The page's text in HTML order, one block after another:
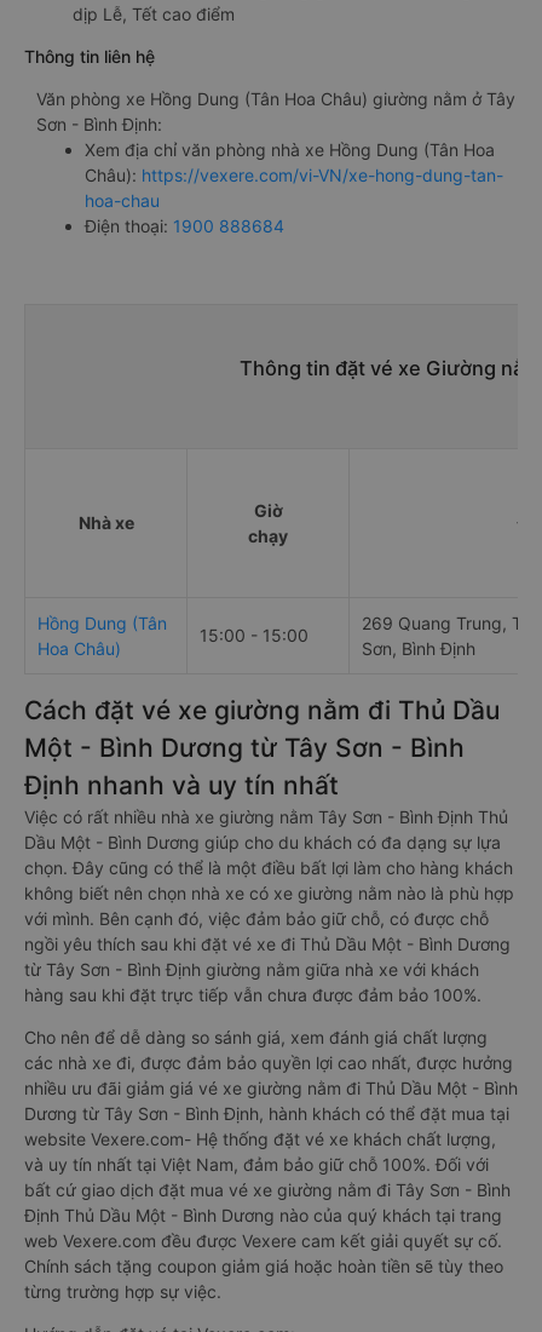
dịp Lễ, Tết cao điểm
Thông tin liên hệ
Văn phòng xe Hồng Dung (Tân Hoa Châu) giường nằm ở Tây
Sơn - Bình Định:
Xem địa chỉ văn phòng nhà xe Hồng Dung (Tân Hoa
Châu): https://vexere.com/vi-VN/xe-hong-dung-tan-
hoa-chau
Điện thoại: 1900 888684
Thông tin đặt vé xe Giường
Nhà xe
Giờ
chạy
Hồng Dung (Tân
Hoa Châu)
15:00 - 15:00
269 Quang Trung,
Sơn, Bình Định
Cách đặt vé xe giường nằm đi Thủ Dầu
Một - Bình Dương từ Tây Sơn - Bình
Định nhanh và uy tín nhất
Việc có rất nhiều nhà xe giường nằm Tây Sơn - Bình Định Thủ
Dầu Một - Bình Dương giúp cho du khách có đa dạng sự lựa
chọn. Đây cũng có thể là một điều bất lợi làm cho hàng khách
không biết nên chọn nhà xe có xe giường nằm nào là phù hợp
với mình. Bên cạnh đó, việc đảm bảo giữ chỗ, có được chỗ
ngồi yêu thích sau khi đặt vé xe đi Thủ Dầu Một - Bình Dương
từ Tây Sơn - Bình Định giường nằm giữa nhà xe với khách
hàng sau khi đặt trực tiếp vẫn chưa được đảm bảo 100%.
Cho nên để dễ dàng so sánh giá, xem đánh giá chất lượng
các nhà xe đi, được đảm bảo quyền lợi cao nhất, được hưởng
nhiều ưu đãi giảm giá vé xe giường nằm đi Thủ Dầu Một - Bình
Dương từ Tây Sơn - Bình Định, hành khách có thể đặt mua tại
website Vexere.com- Hệ thống đặt vé xe khách chất lượng,
và uy tín nhất tại Việt Nam, đảm bảo giữ chỗ 100%. Đối với
bất cứ giao dịch đặt mua vé xe giường nằm đi Tây Sơn - Bình
Định Thủ Dầu Một - Bình Dương nào của quý khách tại trang
web Vexere.com đều được Vexere cam kết giải quyết sự cố.
Chính sách tặng coupon giảm giá hoặc hoàn tiền sẽ tùy theo
từng trường hợp sự việc.